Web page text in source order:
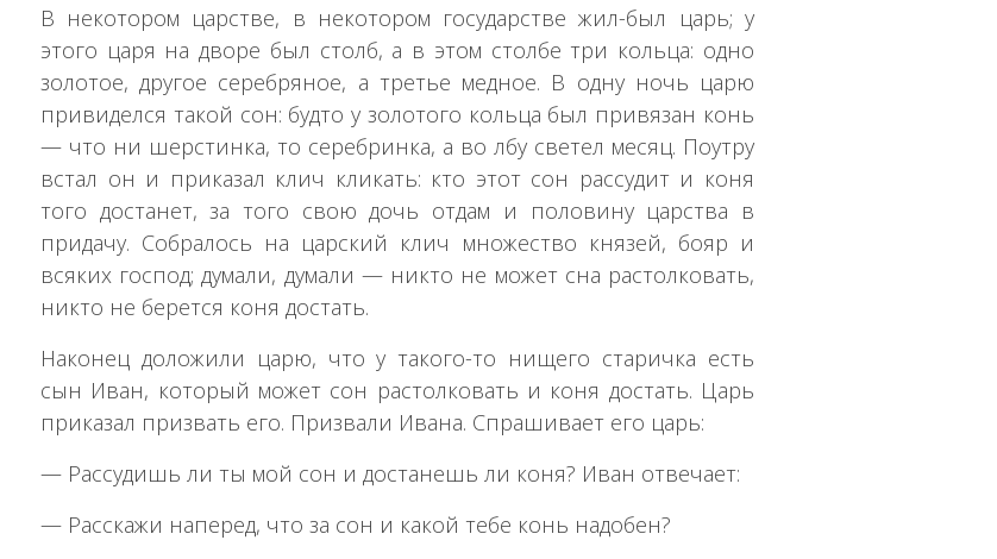
В некотором царстве, в некотором государстве жил-был царь; у
этого царя на дворе был столб, а в этом столбе три кольца: одно
золотое, другое серебряное, а третье медное. В одну ночь царю
привиделся такой сон: будто у золотого кольца был привязан конь
— что ни шерстинка, то серебринка, а во лбу светел месяц. Поутру
встал он и приказал клич кликать: кто этот сон рассудит и коня
того достанет, за того свою дочь отдам и половину царства в
придачу. Собралось на царский клич множество князей, бояр и
всяких господ; думали, думали — никто не может сна растолковать,
никто не берется коня достать.
Наконец доложили царю, что у такого-то нищего старичка есть
сын Иван, который может сон растолковать и коня достать. Царь
приказал призвать его. Призвали Ивана. Спрашивает его царь:
— Рассудишь ли ты мой сон и достанешь ли коня? Иван отвечает:
— Расскажи наперед, что за сон и какой тебе конь надобен?